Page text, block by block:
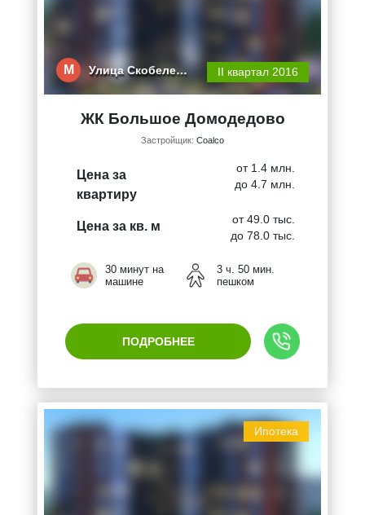
М Улица Скобеле… II квартал 2016
ЖК Большое Домодедово
Застройщик: Coalco
Цена за
квартиру
от 1.4 млн.
до 4.7 млн.
Цена за кв. м
от 49.0 тыс.
до 78.0 тыс.
30 минут на
машине
3 ч. 50 мин.
пешком
ПОДРОБНЕЕ
Ипотека